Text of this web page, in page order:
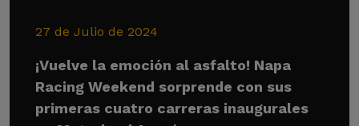
27 de Julio de 2024
¡Vuelve la emoción al asfalto! Napa
Racing Weekend sorprende con sus
primeras cuatro carreras inaugurales